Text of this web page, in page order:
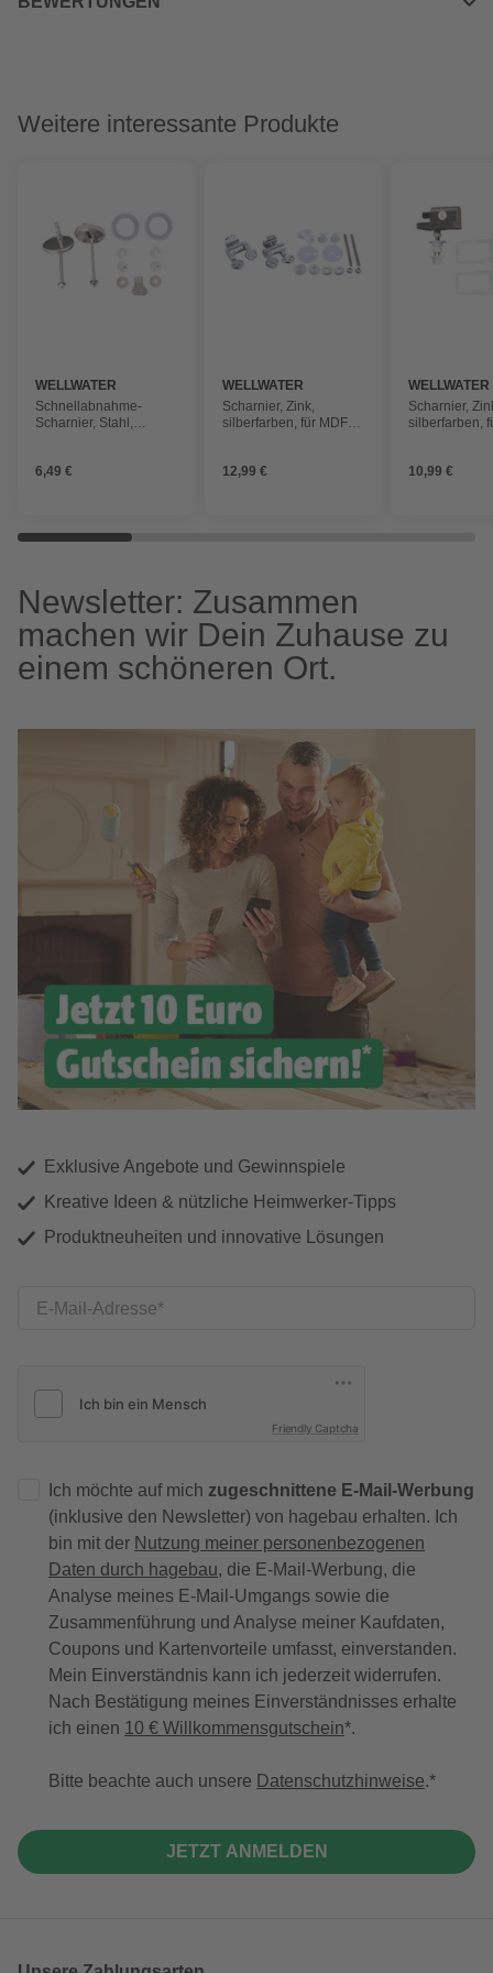
Weitere interessante Produkte
WELLWATER
Schnellabnahme-
Scharnier, Stahl,
6,49 €
WELLWATER
Scharnier, Zink,
silberfarben, für MDF
12,99 €
WELLWATER
Scharnier,
silberfarben,
10,99 €
Newsletter: Zusammen
machen wir Dein Zuhause zu
einem schöneren Ort.
Exklusive Angebote und Gewinnspiele
Kreative Ideen & nützliche Heimwerker-Tipps
Produktneuheiten und innovative Lösungen
E-Mail-Adresse
Friendly Captcha
Ich möchte auf mich zugeschnittene E-Mail-Werbung
(inklusive den Newsletter) von hagebau erhalten. Ich
bin mit der Nutzung meiner personenbezogenen
Daten durch hagebau, die E-Mail-Werbung, die
Analyse meines E-Mail-Umgangs sowie die
Zusammenführung und Analyse meiner Kaufdaten,
Coupons und Kartenvorteile umfasst, einverstanden.
Mein Einverständnis kann ich jederzeit widerrufen.
Nach Bestätigung meines Einverständnisses erhalte
ich einen 10 € Willkommensgutschein*.
Bitte beachte auch unsere Datenschutzhinweise.
JETZT ANMELDEN